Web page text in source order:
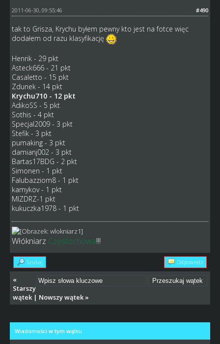
#490
2011-06-30, 09:55:46
tak to Grisza, Krychu byłem pewny kto jest na fotce więc
dodałem od razu klasyfikację
Henrik - 29 pkt
Asteck666 - 21 pkt
Casaletto - 15 pkt
Zdunek - 14 pkt
Krychu710 - 12 pkt
AdikoSS - 5 pkt
Sothis - 4 pkt
Specjal2009 - 3 pkt
Stefik - 3 pkt
pumaking - 3 pkt
damianj002 - 3 pkt
Bartas17BDG - 2 pkt
Simonen - 1 pkt
Falubazziom8 - 1 pkt
kamykov - 1 pkt
MIZDRZ-1 pkt
kukuczka1978 - 1 pkt
Włókniarz Częstochowa!!!
Szukaj Odpowiedz
«
Starszy
wątek| Nowszy wątek»
Wiadomości w tym wątku